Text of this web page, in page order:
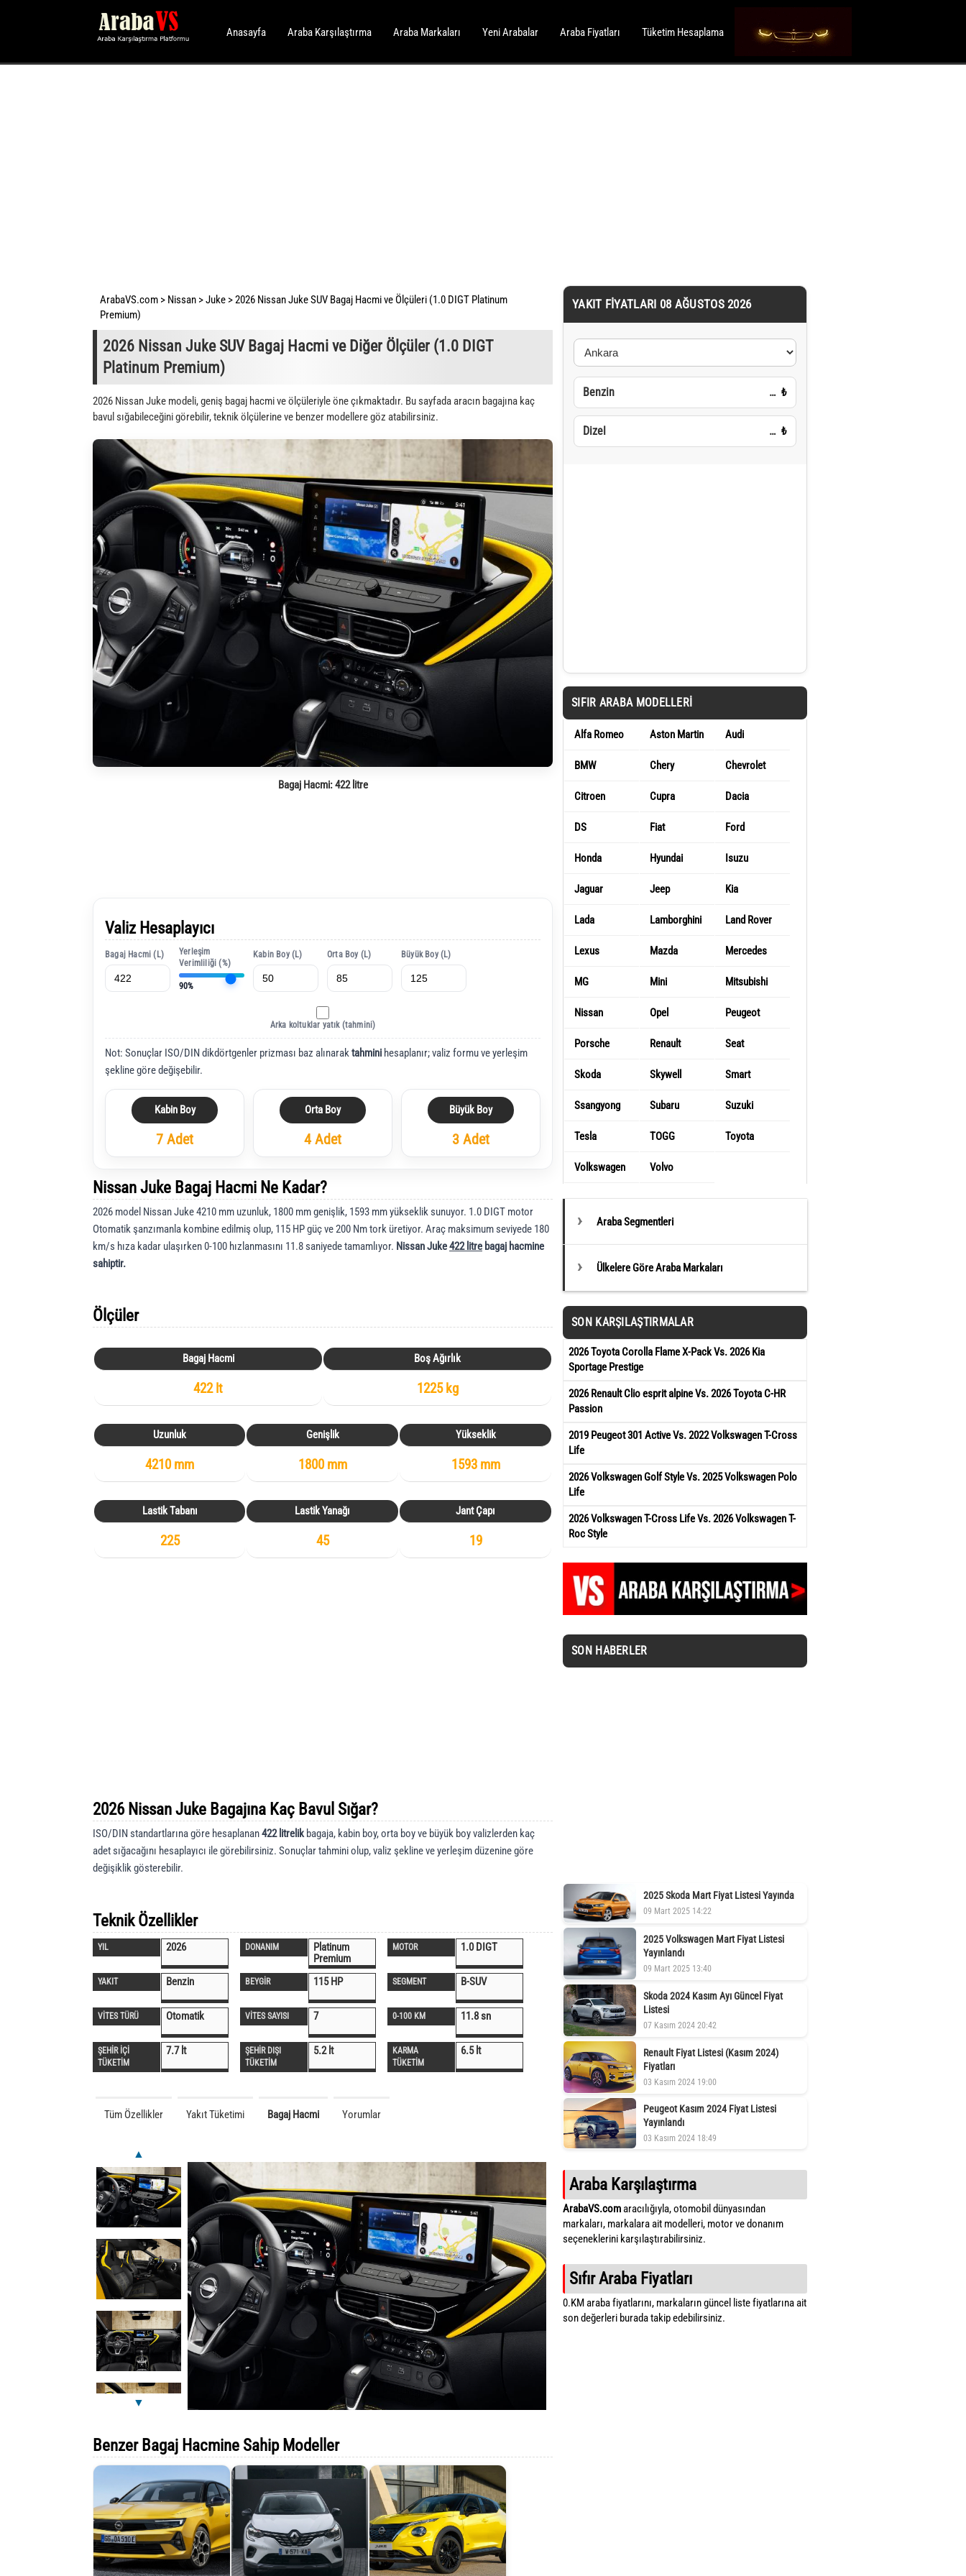
Anasayfa Araba Karşılaştırma Araba Markaları Yeni Arabalar Araba Fiyatları Tüketim Hesaplama
ArabaVS.com > Nissan >Juke >2026 Nissan Juke SUV Bagaj Hacmi ve Ölçüleri (1.0 DIGT Platinum
Premium)
2026 Nissan Juke SUV Bagaj Hacmi ve Diğer Ölçüler (1.0 DIGT
Platinum Premium)
2026 Nissan Juke modeli, geniş bagaj hacmi ve ölçüleriyle öne çıkmaktadır. Bu sayfada aracın bagajına kaç
bavul sığabileceğini görebilir, teknik ölçülerine ve benzer modellere göz atabilirsiniz.
Bagaj Hacmi:422 litre
Valiz Hesaplayıcı
Bagaj Hacmi (L)
Yerleşim
Verimliliği (%)
90%
Kabin Boy (L) Orta Boy (L) Büyük Boy (L)
Arka koltuklar yatık (tahmini)
Not: Sonuçlar ISO/DIN dikdörtgenler prizması baz alınarak tahmini hesaplanır; valiz formu ve yerleşim
şekline göre değişebilir.
Kabin Boy
7 Adet
Orta Boy
4 Adet
Büyük Boy
3 Adet
Nissan Juke Bagaj Hacmi Ne Kadar?
2026 model Nissan Juke 4210 mm uzunluk, 1800 mm genişlik, 1593 mm yükseklik sunuyor. 1.0 DIGT motor
Otomatik şanzımanla kombine edilmiş olup, 115 HP güç ve 200 Nm tork üretiyor. Araç maksimum seviyede 180
km/s hıza kadar ulaşırken 0-100 hızlanmasını 11.8 saniyede tamamlıyor. Nissan Juke422 litre bagaj hacmine
sahiptir.
Ölçüler
Bagaj Hacmi Boş Ağırlık
422 lt 1225 kg
Uzunluk Genişlik Yükseklik
4210 mm 1800 mm 1593 mm
Lastik Tabanı Lastik Yanağı Jant Çapı
225 45 19
2026 Nissan Juke Bagajına Kaç Bavul Sığar?
ISO/DIN standartlarına göre hesaplanan422 litrelikbagaja, kabin boy, orta boy ve büyük boy valizlerden kaç
adet sığacağını hesaplayıcı ile görebilirsiniz. Sonuçlar tahmini olup, valiz şekline ve yerleşim düzenine göre
değişiklik gösterebilir.
Teknik Özellikler
YIL 2026 DONANIM
Platinum
Premium
MOTOR 1.0 DIGT
YAKIT Benzin BEYGİR 115 HP SEGMENT B-SUV
VİTES TÜRÜ Otomatik VİTES SAYISI 7 0-100 KM 11.8 sn
ŞEHİR İÇİ
TÜKETİM
7.7 lt
ŞEHİR DIŞI
TÜKETİM
5.2 lt
KARMA
TÜKETİM
6.5 lt
Tüm Özellikler Yakıt Tüketimi Bagaj Hacmi Yorumlar
▲
▼
Benzer Bagaj Hacmine Sahip Modeller
YAKIT FIYATLARI 08 AĞUSTOS 2026
Benzin … ₺
Dizel … ₺
SIFIR ARABA MODELLERI
Alfa Romeo Aston Martin Audi
BMW Chery Chevrolet
Citroen Cupra Dacia
DS Fiat Ford
Honda Hyundai Isuzu
Jaguar Jeep Kia
Lada Lamborghini Land Rover
Lexus Mazda Mercedes
MG Mini Mitsubishi
Nissan Opel Peugeot
Porsche Renault Seat
Skoda Skywell Smart
Ssangyong Subaru Suzuki
Tesla TOGG Toyota
Volkswagen Volvo
Araba Segmentleri
Ülkelere Göre Araba Markaları
SON KARŞILAŞTIRMALAR
2026 Toyota Corolla Flame X-Pack Vs. 2026 Kia
Sportage Prestige
2026 Renault Clio esprit alpine Vs. 2026 Toyota C-HR
Passion
2019 Peugeot 301 Active Vs. 2022 Volkswagen T-Cross
Life
2026 Volkswagen Golf Style Vs. 2025 Volkswagen Polo
Life
2026 Volkswagen T-Cross Life Vs. 2026 Volkswagen T-
Roc Style
SON HABERLER
2025 Skoda Mart Fiyat Listesi Yayında
09 Mart 2025 14:22
2025 Volkswagen Mart Fiyat Listesi
Yayınlandı
09 Mart 2025 13:40
Skoda 2024 Kasım Ayı Güncel Fiyat
Listesi
07 Kasım 2024 20:42
Renault Fiyat Listesi (Kasım 2024)
Fiyatları
03 Kasım 2024 19:00
Peugeot Kasım 2024 Fiyat Listesi
Yayınlandı
03 Kasım 2024 18:49
Araba Karşılaştırma
ArabaVS.comaracılığıyla, otomobil dünyasından
markaları, markalara ait modelleri, motor ve donanım
seçeneklerini karşılaştırabilirsiniz.
Sıfır Araba Fiyatları
0.KM araba fiyatlarını, markaların güncel liste fiyatlarına ait
son değerleri burada takip edebilirsiniz.